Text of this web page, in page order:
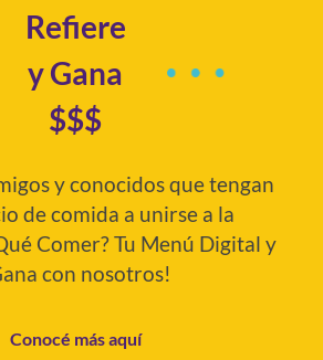
Refiere
y Gana
$$$
y conocidos que tengan
de comida a unirse a la
Comer? Tu Menú Digital y
con nosotros!
Conocé más aquí